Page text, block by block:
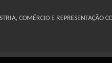
COMÉRCIO E REPRESENTAÇÃO